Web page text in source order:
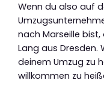
Wenn du also auf
nach Marseille
Lang aus Dresden.
deinem Umzug zu
willkommen zu